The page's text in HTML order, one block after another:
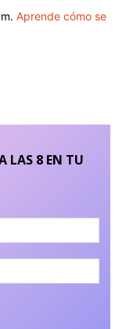
Aprende cómo se
LAS 8 EN TU